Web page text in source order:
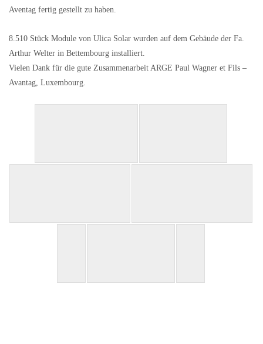
Aventag fertig gestellt zu haben.
8.510 Stück Module von Ulica Solar wurden auf dem Gebäude der Fa.
Arthur Welter in Bettembourg installiert.
Vielen Dank für die gute Zusammenarbeit ARGE Paul Wagner et Fils –
Avantag, Luxembourg.